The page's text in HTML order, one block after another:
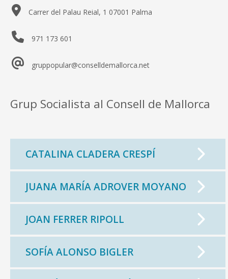
Carrer del Palau Reial, 1 07001 Palma
971 173 601
gruppopular@conselldemallorca.net
Grup Socialista al Consell de Mallorca
CATALINA CLADERA CRESPÍ
JUANA MARÍA ADROVER MOYANO
JOAN FERRER RIPOLL
SOFÍA ALONSO BIGLER